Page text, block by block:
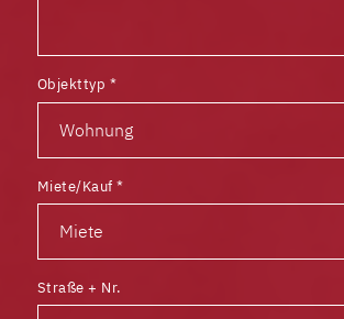
Objekttyp *
Miete/Kauf*
Straße + Nr.